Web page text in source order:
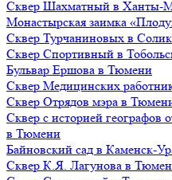
Сквер Шахматный в Ханты-
Монастырская заимка
Сквер Турчаниновых в
Сквер Спортивный в
Бульвар Ершова в Тюмени
Сквер Медицинских
Сквер Отрядов мэра в
Сквер с историей географов
в Тюмени
Байновский сад в Каменск-
Сквер К.Я. Лагунова в